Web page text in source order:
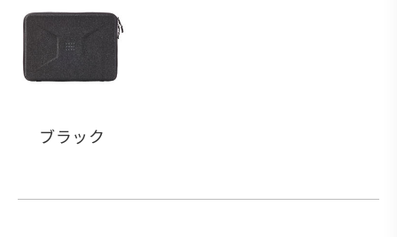
ブラック